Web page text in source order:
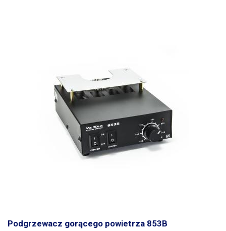
Podgrzewacz gorącego powietrza 853B